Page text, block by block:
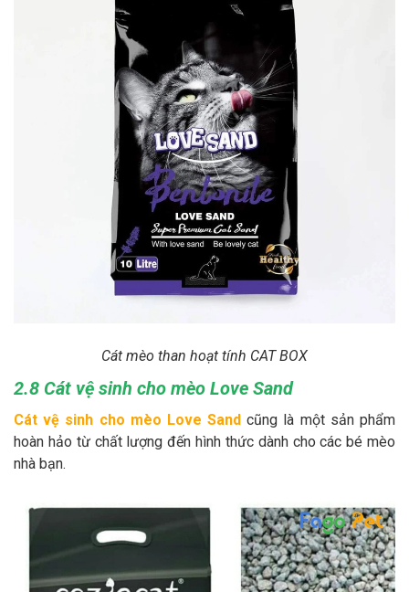
Cát mèo than hoạt tính CAT BOX
2.8 Cát vệ sinh cho mèo Love Sand
Cát vệ sinh cho mèo Love Sand cũng là một sản phẩm
hoàn hảo từ chất lượng đến hình thức dành cho các bé mèo
nhà bạn.